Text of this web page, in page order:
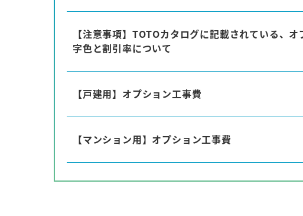
【注意事項】TOTOカタログに記載されている、
字色と割引率について
【戸建用】オプション工事費
【マンション用】オプション工事費